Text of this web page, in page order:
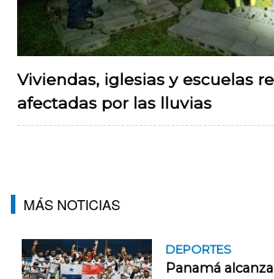
Viviendas, iglesias y escuelas
afectadas por las lluvias
MÁS NOTICIAS
DEPORTES
Panamá